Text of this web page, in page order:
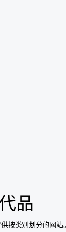
品
按类别划分的网站